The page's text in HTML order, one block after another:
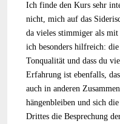
Ich finde den Kurs sehr
nicht, mich auf das
da vieles stimmiger als
ich besonders hilfreich:
Tonqualität und dass du
Erfahrung ist ebenfalls,
auch in anderen
hängenbleiben und sich
Drittes die Besprechung